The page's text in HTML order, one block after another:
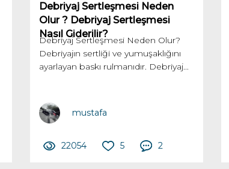
Debriyaj Sertleşmesi Neden
Olur ? Debriyaj Sertleşmesi
Nasıl Giderilir?
Debriyaj Sertleşmesi Neden Olur?
Debriyajın sertliği ve yumuşaklığını
ayarlayan baskı rulmanıdır. Debriyaj...
mustafa
22054 5 2